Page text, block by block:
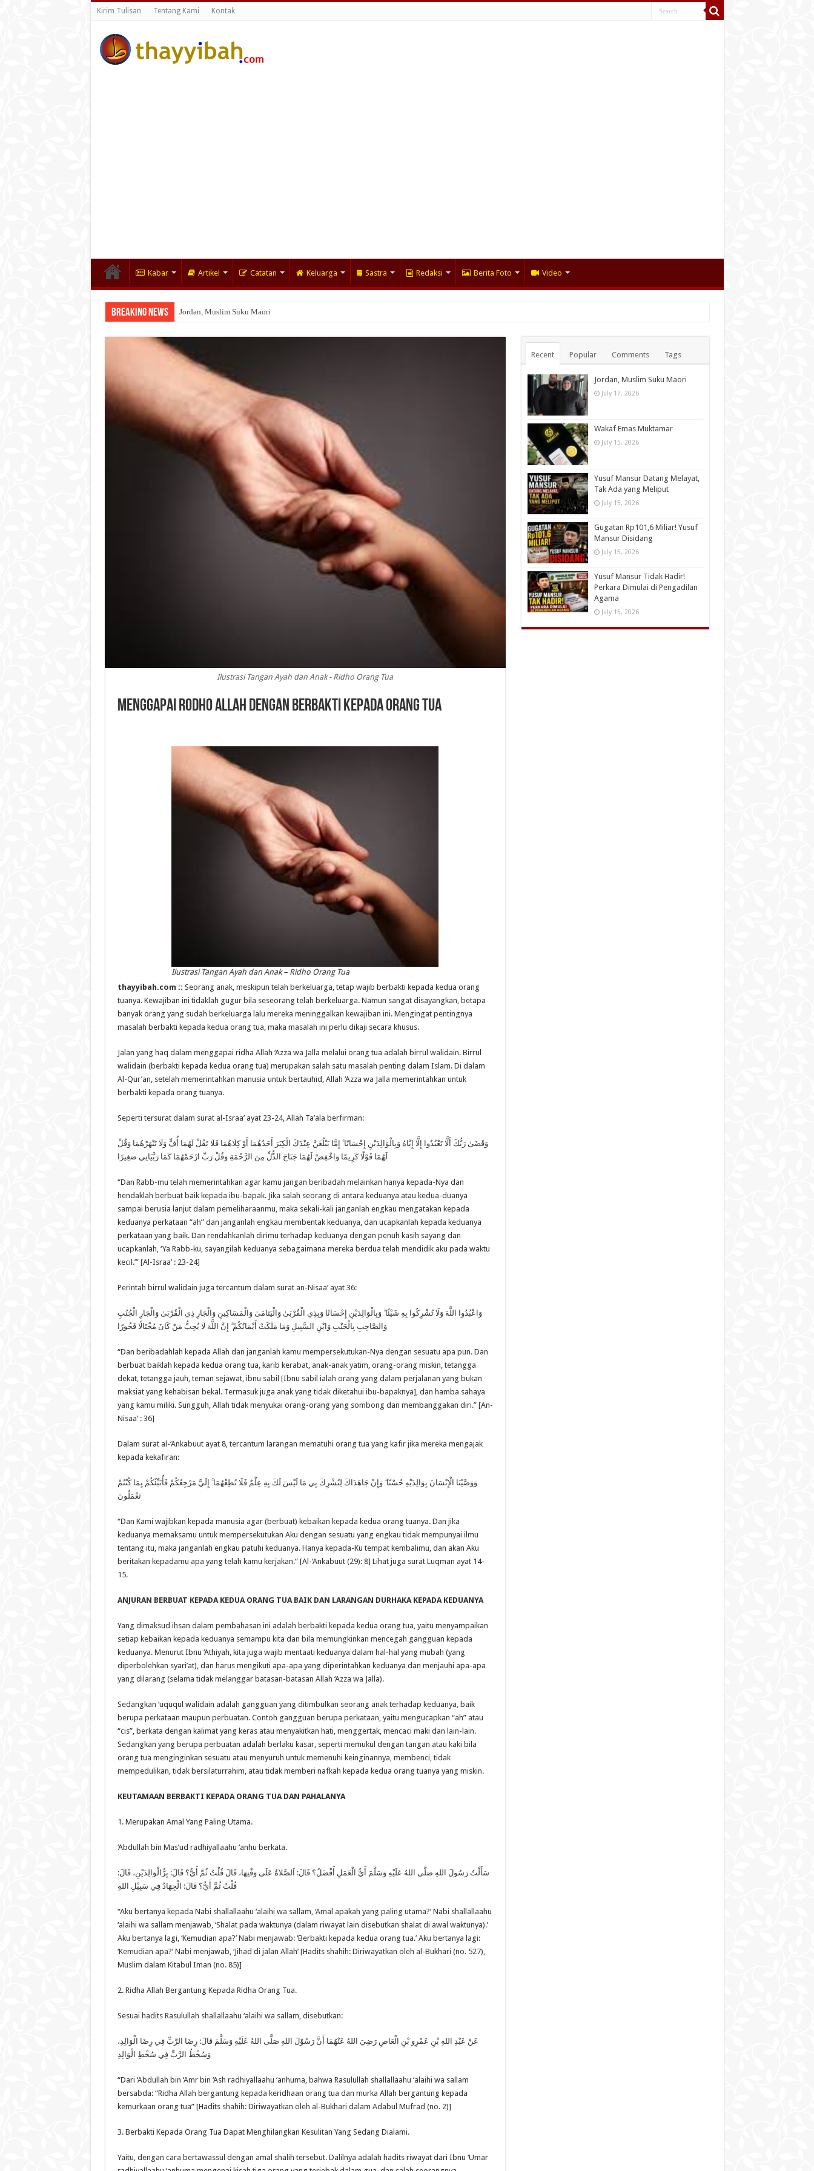
Kirim Tulisan Tentang Kami Kontak
Kabar Artikel Catatan Keluarga Sastra Redaksi Berita Foto Video
Breaking News Jordan, Muslim Suku Maori
Wakaf Emas Muktamar
Ilustrasi Tangan Ayah dan Anak - Ridho Orang Tua
Menggapai Rodho Allah Dengan Berbakti Kepada Orang Tua
Ilustrasi Tangan Ayah dan Anak – Ridho Orang Tua
thayyibah.com :: Seorang anak, meskipun telah berkeluarga, tetap wajib berbakti kepada kedua orang
tuanya. Kewajiban ini tidaklah gugur bila seseorang telah berkeluarga. Namun sangat disayangkan, betapa
banyak orang yang sudah berkeluarga lalu mereka meninggalkan kewajiban ini. Mengingat pentingnya
masalah berbakti kepada kedua orang tua, maka masalah ini perlu dikaji secara khusus.
Jalan yang haq dalam menggapai ridha Allah ‘Azza wa Jalla melalui orang tua adalah birrul walidain. Birrul
walidain (berbakti kepada kedua orang tua) merupakan salah satu masalah penting dalam Islam. Di dalam
Al-Qur’an, setelah memerintahkan manusia untuk bertauhid, Allah ‘Azza wa Jalla memerintahkan untuk
berbakti kepada orang tuanya.
Seperti tersurat dalam surat al-Israa’ ayat 23-24, Allah Ta’ala berfirman:
وَقَضَىٰ رَبُّكَ أَلَّا تَعْبُدُوا إِلَّا إِيَّاهُ وَبِالْوَالِدَيْنِ إِحْسَانًا ۚ إِمَّا يَبْلُغَنَّ عِنْدَكَ الْكِبَرَ أَحَدُهُمَا أَوْ كِلَاهُمَا فَلَا تَقُلْ لَهُمَا أُفٍّ وَلَا تَنْهَرْهُمَا وَقُلْ
لَهُمَا قَوْلًا كَرِيمًا وَاخْفِضْ لَهُمَا جَنَاحَ الذُّلِّ مِنَ الرَّحْمَةِ وَقُلْ رَبِّ ارْحَمْهُمَا كَمَا رَبَّيَانِي صَغِيرًا
“Dan Rabb-mu telah memerintahkan agar kamu jangan beribadah melainkan hanya kepada-Nya dan
hendaklah berbuat baik kepada ibu-bapak. Jika salah seorang di antara keduanya atau kedua-duanya
sampai berusia lanjut dalam pemeliharaanmu, maka sekali-kali janganlah engkau mengatakan kepada
keduanya perkataan “ah” dan janganlah engkau membentak keduanya, dan ucapkanlah kepada keduanya
perkataan yang baik. Dan rendahkanlah dirimu terhadap keduanya dengan penuh kasih sayang dan
ucapkanlah, ‘Ya Rabb-ku, sayangilah keduanya sebagaimana mereka berdua telah mendidik aku pada waktu
kecil.’” [Al-Israa’ : 23-24]
Perintah birrul walidain juga tercantum dalam surat an-Nisaa’ ayat 36:
وَاعْبُدُوا اللَّهَ وَلَا تُشْرِكُوا بِهِ شَيْئًا ۖ وَبِالْوَالِدَيْنِ إِحْسَانًا وَبِذِي الْقُرْبَىٰ وَالْيَتَامَىٰ وَالْمَسَاكِينِ وَالْجَارِ ذِي الْقُرْبَىٰ وَالْجَارِ الْجُنُبِ
وَالصَّاحِبِ بِالْجَنْبِ وَابْنِ السَّبِيلِ وَمَا مَلَكَتْ أَيْمَانُكُمْ ۗ إِنَّ اللَّهَ لَا يُحِبُّ مَنْ كَانَ مُخْتَالًا فَخُورًا
“Dan beribadahlah kepada Allah dan janganlah kamu mempersekutukan-Nya dengan sesuatu apa pun. Dan
berbuat baiklah kepada kedua orang tua, karib kerabat, anak-anak yatim, orang-orang miskin, tetangga
dekat, tetangga jauh, teman sejawat, ibnu sabil [Ibnu sabil ialah orang yang dalam perjalanan yang bukan
maksiat yang kehabisan bekal. Termasuk juga anak yang tidak diketahui ibu-bapaknya], dan hamba sahaya
yang kamu miliki. Sungguh, Allah tidak menyukai orang-orang yang sombong dan membanggakan diri.” [An-
Nisaa’ : 36]
Dalam surat al-‘Ankabuut ayat 8, tercantum larangan mematuhi orang tua yang kafir jika mereka mengajak
kepada kekafiran:
وَوَصَّيْنَا الْإِنْسَانَ بِوَالِدَيْهِ حُسْنًا ۖ وَإِنْ جَاهَدَاكَ لِتُشْرِكَ بِي مَا لَيْسَ لَكَ بِهِ عِلْمٌ فَلَا تُطِعْهُمَا ۚ إِلَيَّ مَرْجِعُكُمْ فَأُنَبِّئُكُمْ بِمَا كُنْتُمْ
تَعْمَلُونَ
“Dan Kami wajibkan kepada manusia agar (berbuat) kebaikan kepada kedua orang tuanya. Dan jika
keduanya memaksamu untuk mempersekutukan Aku dengan sesuatu yang engkau tidak mempunyai ilmu
tentang itu, maka janganlah engkau patuhi keduanya. Hanya kepada-Ku tempat kembalimu, dan akan Aku
beritakan kepadamu apa yang telah kamu kerjakan.” [Al-‘Ankabuut (29): 8] Lihat juga surat Luqman ayat 14-
15.
ANJURAN BERBUAT KEPADA KEDUA ORANG TUA BAIK DAN LARANGAN DURHAKA KEPADA KEDUANYA
Yang dimaksud ihsan dalam pembahasan ini adalah berbakti kepada kedua orang tua, yaitu menyampaikan
setiap kebaikan kepada keduanya semampu kita dan bila memungkinkan mencegah gangguan kepada
keduanya. Menurut Ibnu ‘Athiyah, kita juga wajib mentaati keduanya dalam hal-hal yang mubah (yang
diperbolehkan syari’at), dan harus mengikuti apa-apa yang diperintahkan keduanya dan menjauhi apa-apa
yang dilarang (selama tidak melanggar batasan-batasan Allah ‘Azza wa Jalla).
Sedangkan ‘uququl walidain adalah gangguan yang ditimbulkan seorang anak terhadap keduanya, baik
berupa perkataan maupun perbuatan. Contoh gangguan berupa perkataan, yaitu mengucapkan “ah” atau
“cis”, berkata dengan kalimat yang keras atau menyakitkan hati, menggertak, mencaci maki dan lain-lain.
Sedangkan yang berupa perbuatan adalah berlaku kasar, seperti memukul dengan tangan atau kaki bila
orang tua menginginkan sesuatu atau menyuruh untuk memenuhi keinginannya, membenci, tidak
mempedulikan, tidak bersilaturrahim, atau tidak memberi nafkah kepada kedua orang tuanya yang miskin.
KEUTAMAAN BERBAKTI KEPADA ORANG TUA DAN PAHALANYA
1. Merupakan Amal Yang Paling Utama.
‘Abdullah bin Mas’ud radhiyallaahu ‘anhu berkata.
سَأَلْتُ رَسُولَ اللهِ صَلَّى اللهُ عَلَيْهِ وَسَلَّمَ أَيُّ الْعَمَلِ أَفْضَلُ؟ قَالَ: اَلصَّلاَةُ عَلَى وَقْتِهَا، قَالَ قُلْتُ ثُمَّ أَيُّ؟ قَالَ: بِرُّالْوَالِدَيْنِ، قَالَ:
قُلْتُ ثُمَّ أَيُّ؟ قَالَ: الْجِهَادُ فِي سَبِيْلِ اللهِ
“Aku bertanya kepada Nabi shallallaahu ‘alaihi wa sallam, ‘Amal apakah yang paling utama?’ Nabi shallallaahu
‘alaihi wa sallam menjawab, ‘Shalat pada waktunya (dalam riwayat lain disebutkan shalat di awal waktunya).’
Aku bertanya lagi, ‘Kemudian apa?’ Nabi menjawab: ‘Berbakti kepada kedua orang tua.’ Aku bertanya lagi:
‘Kemudian apa?’ Nabi menjawab, ‘Jihad di jalan Allah’ [Hadits shahih: Diriwayatkan oleh al-Bukhari (no. 527),
Muslim dalam Kitabul Iman (no. 85)]
2. Ridha Allah Bergantung Kepada Ridha Orang Tua.
Sesuai hadits Rasulullah shallallaahu ‘alaihi wa sallam, disebutkan:
عَنْ عَبْدِ اللهِ بْنِ عَمْرِو بْنِ الْعَاصِ رَضِيَ اللهُ عَنْهُمَا أَنَّ رَسُوْلَ اللهِ صَلَّى اللهُ عَلَيْهِ وَسَلَّمَ قَالَ: رِضَا الرَّبِّ فِي رِضَا الْوَالِدِ،
وَسُخْطُ الرَّبِّ فِي سُخْطِ الْوَالِدِ
“Dari ‘Abdullah bin ‘Amr bin ‘Ash radhiyallaahu ‘anhuma, bahwa Rasulullah shallallaahu ‘alaihi wa sallam
bersabda: “Ridha Allah bergantung kepada keridhaan orang tua dan murka Allah bergantung kepada
kemurkaan orang tua” [Hadits shahih: Diriwayatkan oleh al-Bukhari dalam Adabul Mufrad (no. 2)]
3. Berbakti Kepada Orang Tua Dapat Menghilangkan Kesulitan Yang Sedang Dialami.
Yaitu, dengan cara bertawassul dengan amal shalih tersebut. Dalilnya adalah hadits riwayat dari Ibnu ‘Umar
Recent Popular Comments Tags
Jordan, Muslim Suku Maori
July 17, 2026
Wakaf Emas Muktamar
July 15, 2026
Yusuf Mansur Datang Melayat,
Tak Ada yang Meliput
July 15, 2026
Gugatan Rp101,6 Miliar! Yusuf
Mansur Disidang
July 15, 2026
Yusuf Mansur Tidak Hadir!
Perkara Dimulai di Pengadilan
Agama
July 15, 2026